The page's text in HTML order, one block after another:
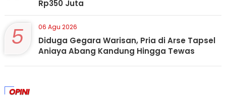
Rp350 Juta
5 06 Agu 2026
Diduga Gegara Warisan, Pria di Arse Tapsel
Aniaya Abang Kandung Hingga Tewas
OPINI